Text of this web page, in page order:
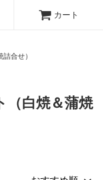
カート
合せ）
（白焼＆蒲焼